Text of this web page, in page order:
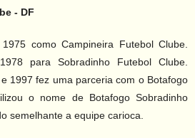
- DF
como Campineira Futebol Clube.
para Sobradinho Futebol Clube.
1997 fez uma parceria com o Botafogo
o nome de Botafogo Sobradinho
semelhante a equipe carioca.